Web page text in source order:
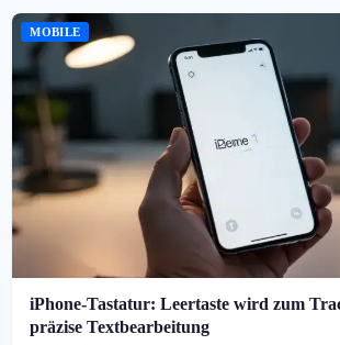
MOBILE
iPhone-Tastatur: Leertaste wird zum
präzise Textbearbeitung